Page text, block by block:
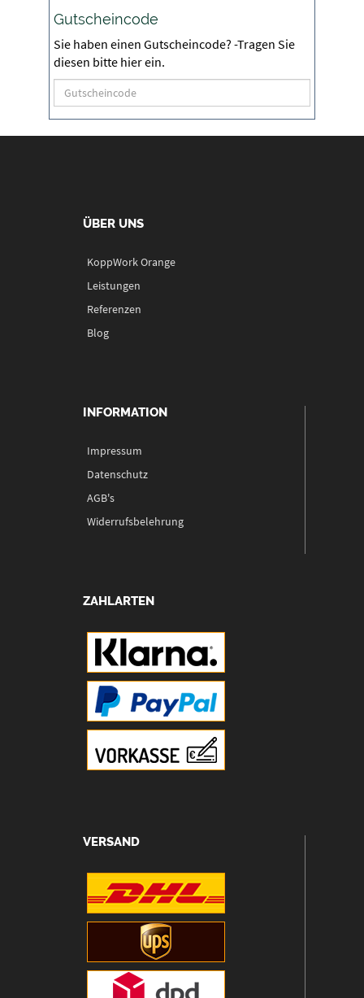
Gutscheincode
Sie haben einen Gutscheincode? -Tragen Sie
diesen bitte hier ein.
ÜBER UNS
KoppWork Orange
Leistungen
Referenzen
Blog
INFORMATION
Impressum
Datenschutz
AGB's
Widerrufsbelehrung
ZAHLARTEN
VERSAND